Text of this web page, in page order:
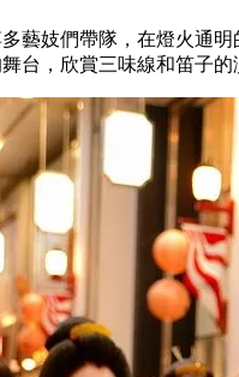
多藝妓們帶隊，在燈火通
台，欣賞三味線和笛子的